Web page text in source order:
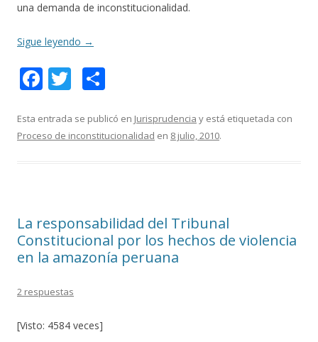
una demanda de inconstitucionalidad.
Sigue leyendo →
F
e
b
k
T
itt
er
m
p
r
Esta entrada se publicó en Jurisprudencia y está etiquetada con
Proceso de inconstitucionalidad en 8 julio, 2010.
La responsabilidad del Tribunal
Constitucional por los hechos de violencia
en la amazonía peruana
2 respuestas
[Visto: 4584 veces]